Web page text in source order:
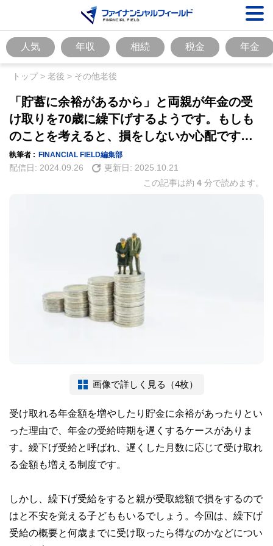
人気 年収 相続 税金 年金
トップ> 老後 > その他老後
「貯蓄に余裕があるから」と両親が年金の受
け取りを70歳に繰下げするようです。もしも
のことを考えると、損をしないか心配です…
執筆者 : FINANCIAL FIELD編集部
配信日: 2024.09.26 更新日: 2025.10.21
この記事は約 4 分で読めます。
画像で詳しく見る（4枚）
受け取れる年金額を増やしたり貯金に余裕があったりとい
った理由で、年金の受給時期を遅くするケースがありま
す。繰下げ受給と呼ばれ、遅くした月数に応じて受け取れ
る金額も増える制度です。
しかし、繰下げ受給をすると親が受取総額で損をするので
はと不安を覚える子どももいるでしょう。今回は、繰下げ
受給の概要と何歳までに受け取ったら得なのかなどについ